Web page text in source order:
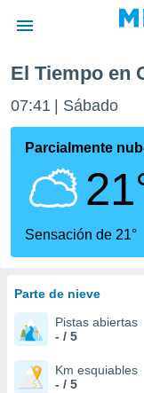
de
por
se
calidad.
a este
las
y
forma
basada
El Tiempo en
07:41 Sábado
Parcialmente
Sensación de 21°
Parte de nieve
Pistas abiertas
- / 5
Km esquiables
- / 5